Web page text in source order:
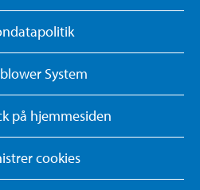
System
på hjemmesiden
cookies